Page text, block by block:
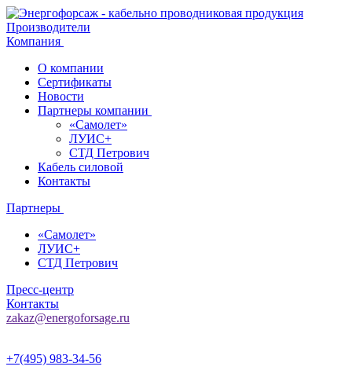
Производители
Компания
О компании
Сертификаты
Новости
Партнеры компании
«Самолет»
ЛУИС+
СТД Петрович
Кабель силовой
Контакты
Партнеры
«Самолет»
ЛУИС+
СТД Петрович
Пресс-центр
Контакты
zakaz@energoforsage.ru
+7(495) 983-34-56